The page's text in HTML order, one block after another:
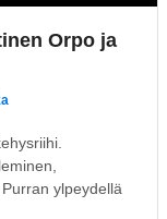
Orpo ja
ylpeydellä